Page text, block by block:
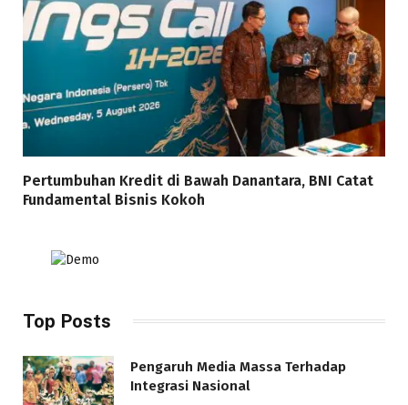
Pertumbuhan Kredit di Bawah Danantara, BNI Catat
Fundamental Bisnis Kokoh
Top Posts
Pengaruh Media Massa Terhadap
Integrasi Nasional